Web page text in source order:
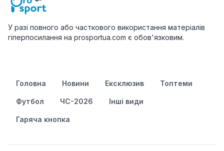
У разі повного або часткового використання матеріалів
гіперпосилання на prosportua.com є обов'язковим.
Головна Новини Ексклюзив Топтеми
Футбол ЧС-2026 Інші види
Гаряча кнопка